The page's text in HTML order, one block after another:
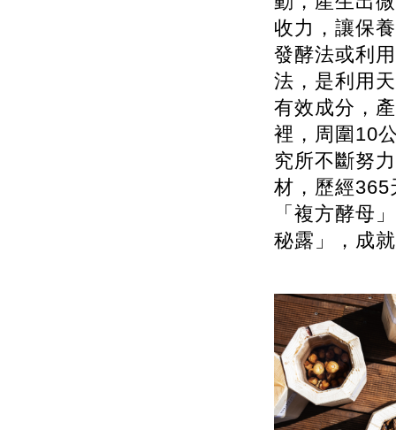
收力，讓保
發酵法或利
法，是利用
有效成分，
裡，周圍10
究所不斷努
材，歷經365
「複方酵母
秘露」，成